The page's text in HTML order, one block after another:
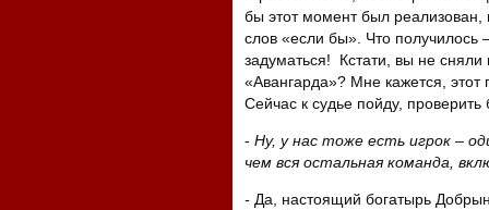
бы этот момент был
слов «если бы». Что получилось
задуматься! Кстати, вы не
«Авангарда»? Мне кажется,
Сейчас к судье пойду,
- Ну, у нас тоже есть игрок –
чем вся остальная команда,
- Да, настоящий богатырь